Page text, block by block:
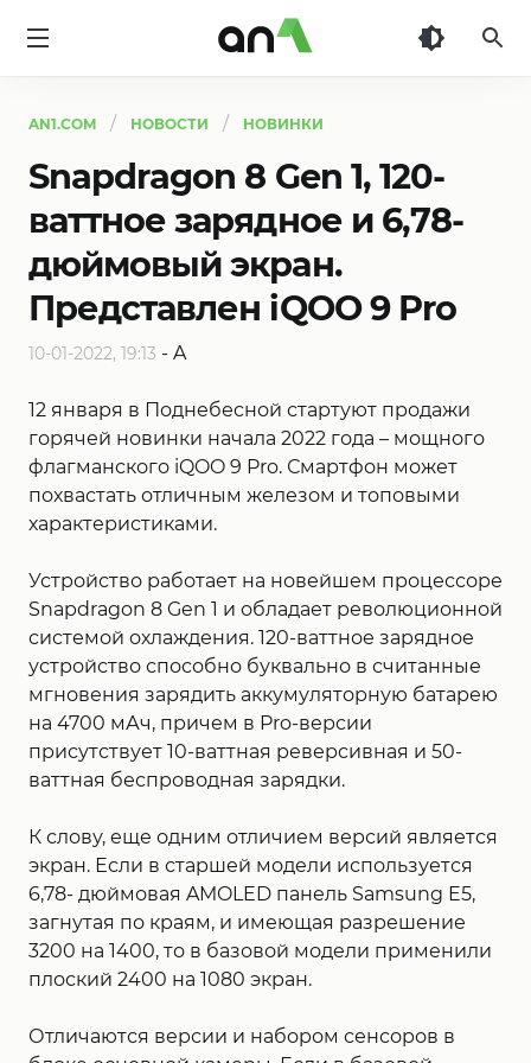
AN1.COM НОВОСТИ НОВИНКИ
Snapdragon 8 Gen 1, 120-
ваттное зарядное и 6,78-
дюймовый экран.
Представлен iQOO 9 Pro
10-01-2022, 19:13 - A
12 января в Поднебесной стартуют продажи
горячей новинки начала 2022 года – мощного
флагманского iQOO 9 Pro. Смартфон может
похвастать отличным железом и топовыми
характеристиками.
Устройство работает на новейшем процессоре
Snapdragon 8 Gen 1 и обладает революционной
системой охлаждения. 120-ваттное зарядное
устройство способно буквально в считанные
мгновения зарядить аккумуляторную батарею
на 4700 мАч, причем в Pro-версии
присутствует 10-ваттная реверсивная и 50-
ваттная беспроводная зарядки.
К слову, еще одним отличием версий является
экран. Если в старшей модели используется
6,78- дюймовая AMOLED панель Samsung E5,
загнутая по краям, и имеющая разрешение
3200 на 1400, то в базовой модели применили
плоский 2400 на 1080 экран.
Отличаются версии и набором сенсоров в